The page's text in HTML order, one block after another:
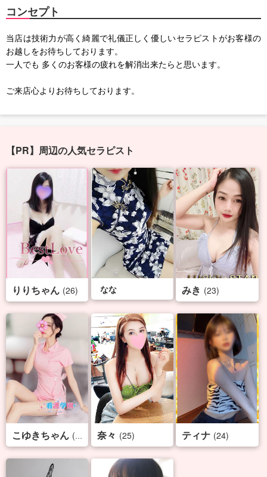
コンセプト
当店は技術力が高く綺麗で礼儀正しく優しいセラピストがお客様の
お越しをお待ちしております。
一人でも 多くのお客様の疲れを解消出来たらと思います。
ご来店心よりお待ちしております。
【PR】周辺の人気セラピスト
りりちゃん (26) なな みき (23)
こゆきちゃん (29) 奈々 (25) ティナ (24)